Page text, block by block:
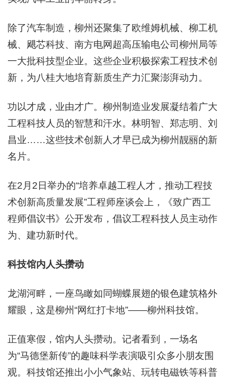
除了汽车制造，柳州还聚集了欧维姆机械、柳工机
械、飓芯科技、南方电网超高压输电公司柳州局等
一大批科技型企业。这些企业积极探索工程技术创
新，为八桂大地培育新质生产力汇聚澎湃动力。
功以才成，业由才广。柳州制造业发展凝结着广大
工程科技人员的智慧和汗水。林明智、郑志明、刘
昌业……这些技术创新人才早已成为柳州靓丽的新
名片。
在2月2日举办的“培养卓越工程人才，推动工程技
术创新高质量发展”工程师座谈会上，《致广西工
程师倡议书》公开发布，倡议工程科技人员主动作
为、建功新时代。
科技馆内人头攒动
龙湖河畔，一座鸟瞰如同蝴蝶展翅的银色建筑格外
耀眼，这是柳州“网红打卡地”——柳州科技馆。
正值寒假，馆内人头攒动。记者看到，一场名
为“马德堡新传”的趣味科学表演吸引众多小朋友围
观。科技馆还推出小小气象站、玩转电磁铁等科普